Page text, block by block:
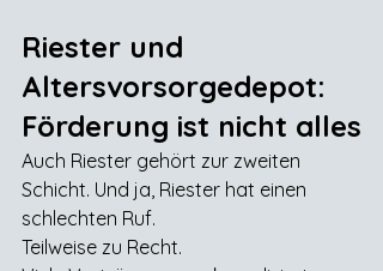
Riester und
Altersvorsorgedepot:
Förderung ist nicht alles
Auch Riester gehört zur zweiten
Schicht. Und ja, Riester hat einen
schlechten Ruf.
Teilweise zu Recht.